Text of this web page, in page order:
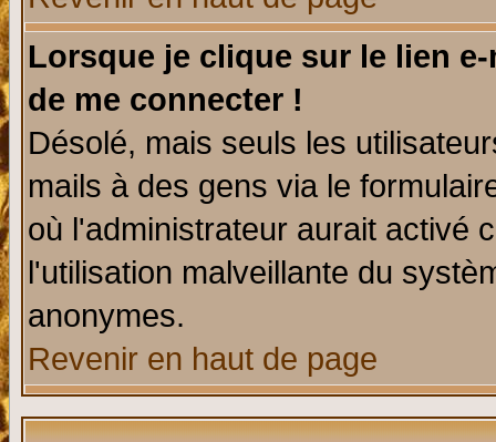
Lorsque je clique sur le lien
de me connecter !
Désolé, mais seuls les
mails à des gens via le
où l'administrateur aurait activé
l'utilisation malveillante du
anonymes.
Revenir en haut de page